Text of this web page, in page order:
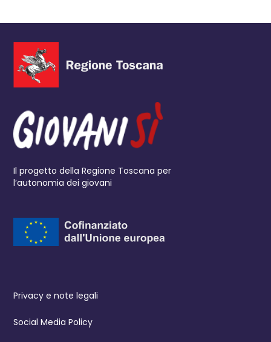
Il progetto della Regione Toscana per
l’autonomia dei giovani
Privacy e note legali
Social Media Policy